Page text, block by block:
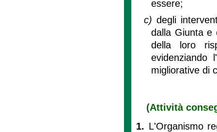
essere;
c) degli
dalla Giunta e
della loro
evidenziando
migliorative di
(Attività
1. L'Organismo